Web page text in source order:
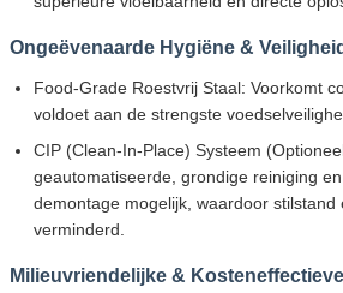
Ongeëvenaarde Hygiëne & Veiligheid
Food-Grade Roestvrij Staal: Voorkomt
voldoet aan de strengste
CIP (Clean-In-Place) Systeem
geautomatiseerde, grondige reiniging
demontage mogelijk, waardoor stilstand
verminderd.
Milieuvriendelijke &